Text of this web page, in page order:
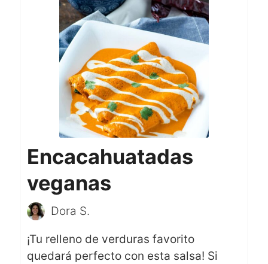
Encacahuatadas
veganas
Dora S.
¡Tu relleno de verduras favorito
quedará perfecto con esta salsa! Si